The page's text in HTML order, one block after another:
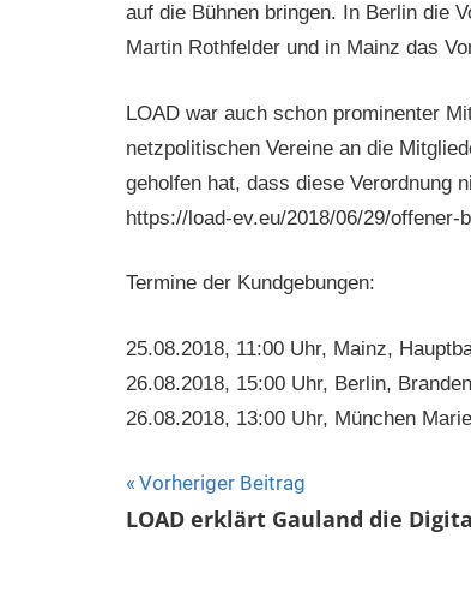
auf die Bühnen bringen. In Berlin die
Martin Rothfelder und in Mainz das
LOAD war auch schon prominenter
netzpolitischen Vereine an die
geholfen hat, dass diese Verordnung
https://load-ev.eu/2018/06/29/
Termine der Kundgebungen:
25.08.2018, 11:00 Uhr, Mainz,
26.08.2018, 15:00 Uhr, Berlin,
26.08.2018, 13:00 Uhr, München
Beitragsnavigation
Vorheriger Beitrag
LOAD erklärt Gauland die